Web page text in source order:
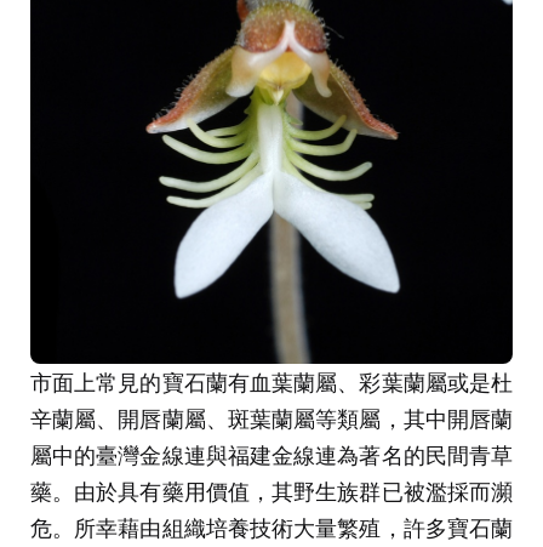
市面上常見的寶石蘭有血葉蘭屬、彩葉蘭屬或是杜
辛蘭屬、開唇蘭屬、斑葉蘭屬等類屬，其中開唇蘭
屬中的臺灣金線連與福建金線連為著名的民間青草
藥。由於具有藥用價值，其野生族群已被濫採而瀕
危。所幸藉由組織培養技術大量繁殖，許多寶石蘭